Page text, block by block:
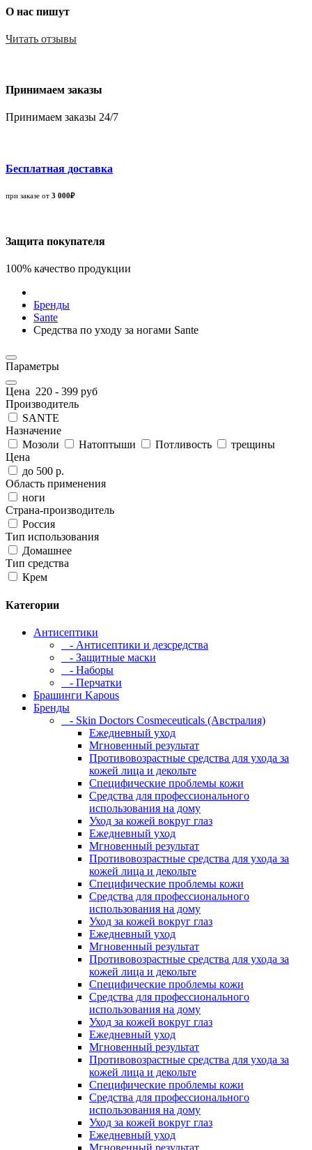
О нас пишут
Читать отзывы
Принимаем заказы
Принимаем заказы 24/7
Бесплатная доставка
при заказе от 3 000₽
Защита покупателя
100% качество продукции
Бренды
Sante
Средства по уходу за ногами Sante
Параметры
Цена 220 - 399 руб
Производитель
SANTE
Назначение
Мозоли
Натоптыши Потливость
трещины
Цена
до 500 р.
Область применения
ноги
Страна-производитель
Россия
Тип использования
Домашнее
Тип средства
Крем
Категории
Антисептики
- Антисептики и дезсредства
- Защитные маски
- Наборы
- Перчатки
Брашинги Kapous
Бренды
- Skin Doctors Cosmeceuticals (Австралия)
Ежедневный уход
Мгновенный результат
Противовозрастные средства для ухода за
кожей лица и декольте
Специфические проблемы кожи
Средства для профессионального
использования на дому
Уход за кожей вокруг глаз
Ежедневный уход
Мгновенный результат
Противовозрастные средства для ухода за
кожей лица и декольте
Специфические проблемы кожи
Средства для профессионального
использования на дому
Уход за кожей вокруг глаз
Ежедневный уход
Мгновенный результат
Противовозрастные средства для ухода за
кожей лица и декольте
Специфические проблемы кожи
Средства для профессионального
использования на дому
Уход за кожей вокруг глаз
Ежедневный уход
Мгновенный результат
Противовозрастные средства для ухода за
кожей лица и декольте
Специфические проблемы кожи
Средства для профессионального
использования на дому
Уход за кожей вокруг глаз
Ежедневный уход
Мгновенный результат